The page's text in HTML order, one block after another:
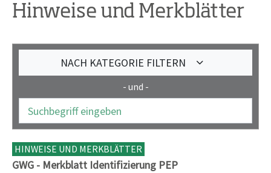
Hinweise und Merkblätter
NACH KATEGORIE FILTERN
- und -
Suchbegriff eingeben
HINWEISE UND MERKBLÄTTER
GWG - Merkblatt Identifizierung PEP